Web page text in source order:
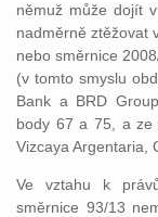
němuž může dojít
nadměrně ztěžovat
nebo směrnice
(v tomto smyslu
Bank a BRD
body 67 a 75, a ze
Vizcaya Argentaria,
Ve vztahu k
směrnice 93/13